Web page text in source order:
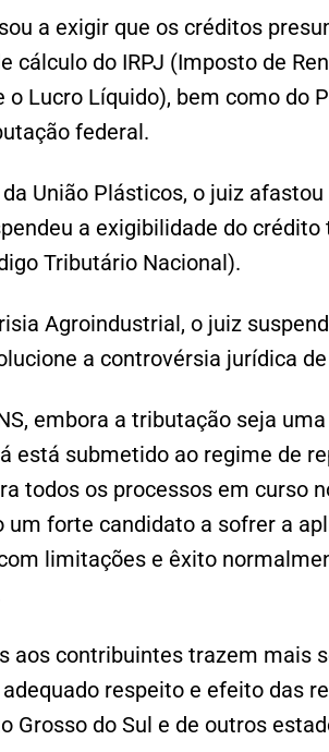
a exigir que os créditos
cálculo do IRPJ (Imposto de
Lucro Líquido), bem como do
federal.
União Plásticos, o juiz
a exigibilidade do
Tributário Nacional).
Agroindustrial, o juiz
a controvérsia jurídica
embora a tributação seja
está submetido ao regime de
todos os processos em curso
um forte candidato a sofrer a
limitações e êxito
aos contribuintes trazem mais
respeito e efeito das
Grosso do Sul e de outros